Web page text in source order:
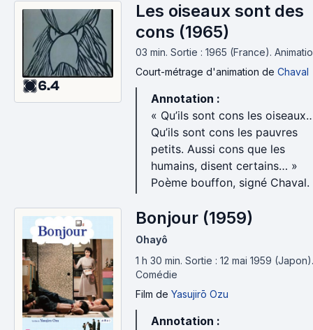
6.4
Les oiseaux sont des
cons (1965)
03 min. Sortie : 1965 (France).
Court-métrage d'animation de Chaval
Annotation :
« Qu’ils sont cons les
Qu’ils sont cons les pauvres
petits. Aussi cons que les
humains, disent certains… »
Poème bouffon, signé Chaval.
Bonjour (1959)
Ohayô
1 h 30 min. Sortie : 12 mai 1959 (Japon).
Comédie
Film de Yasujirō Ozu
Annotation :